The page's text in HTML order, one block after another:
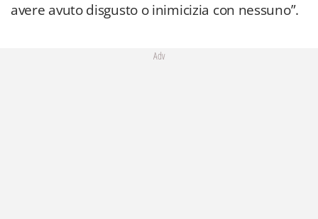
avere avuto disgusto o inimicizia con nessuno”.
Adv